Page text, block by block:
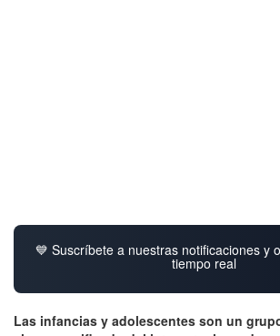
💙 Suscríbete a nuestras notificaciones y
tiempo real
Las infancias y adolescentes son un